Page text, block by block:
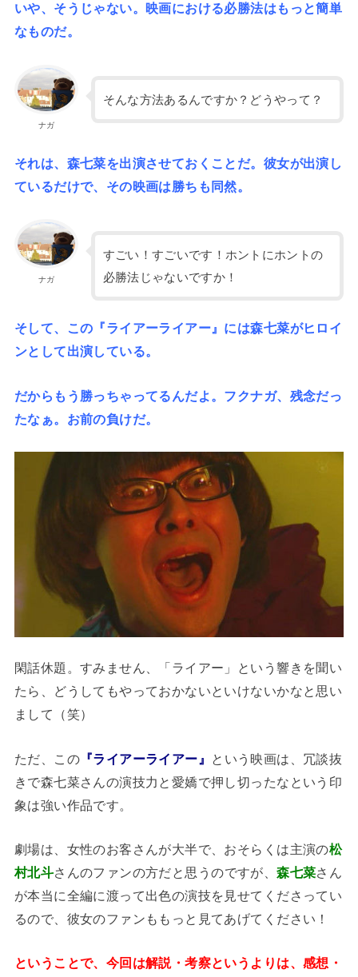
いや、そうじゃない。映画における必勝法はもっと簡単
なものだ。
ナガ
そんな方法あるんですか？どうやって？
それは、森七菜を出演させておくことだ。彼女が出演し
ているだけで、その映画は勝ちも同然。
ナガ
すごい！すごいです！ホントにホントの
必勝法じゃないですか！
そして、この『ライアーライアー』には森七菜がヒロイ
ンとして出演している。
だからもう勝っちゃってるんだよ。フクナガ、残念だっ
たなぁ。お前の負けだ。
閑話休題。すみません、「ライアー」という響きを聞い
たら、どうしてもやっておかないといけないかなと思い
まして（笑）
ただ、この『ライアーライアー』
という映画は、冗談抜
きで森七菜さんの演技力と愛嬌で押し切ったなという印
象は強い作品です。
劇場は、女性のお客さんが大半で、おそらくは主演の松
村北斗さんのファンの方だと思うのですが、森七菜さん
が本当に全編に渡って出色の演技を見せてくださってい
るので、彼女のファンももっと見てあげてください！
ということで、今回は解説・考察というよりは、感想・